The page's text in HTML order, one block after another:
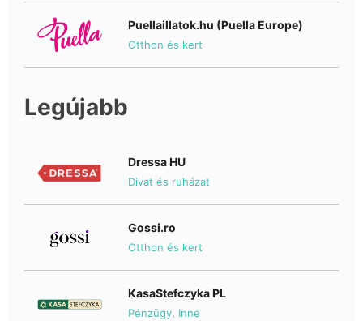
Puellaillatok.hu (Puella Europe)
Otthon és kert
Legújabb
Dressa HU
Divat és ruházat
Gossi.ro
Otthon és kert
KasaStefczyka PL
Pénzügy, Inne